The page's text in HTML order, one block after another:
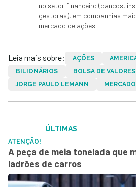
no setor financeiro (bancos,
gestoras), em companhias
mercado de ações.
Leia mais sobre: AÇÕES
BILIONÁRIOS
BOLSA DE VALORES
JORGE PAULO LEMANN
ÚLTIMAS
ATENÇÃO!
A peça de meia tonelada que
ladrões de carros